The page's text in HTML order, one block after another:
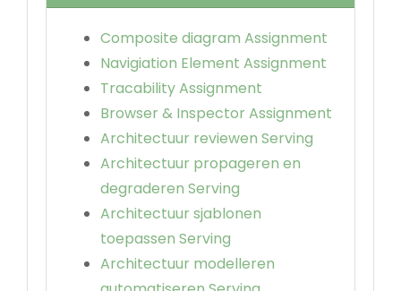
Composite diagram Assignment
Navigiation Element Assignment
Tracability Assignment
Browser & Inspector Assignment
Architectuur reviewen Serving
Architectuur propageren en
degraderen Serving
Architectuur sjablonen
toepassen Serving
Architectuur modelleren